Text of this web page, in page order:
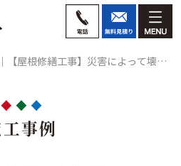
笠岡市│【屋根修繕工事】災害によって壊れ…
事例